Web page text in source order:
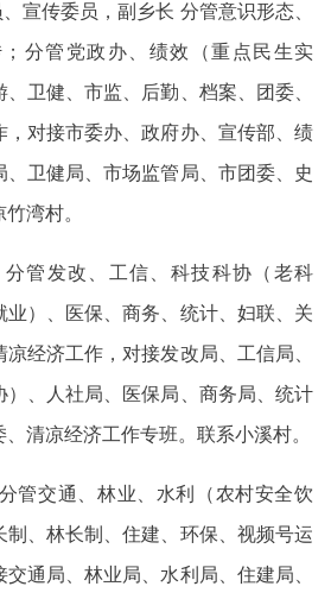
宣传委员，副乡长 分管意识形态、
分管党政办、绩效（重点民生实
卫健、市监、后勤、档案、团委、
，对接市委办、政府办、宣传部、绩
卫健局、市场监管局、市团委、史
湾村。
管发改、工信、科技科协（老科
）、医保、商务、统计、妇联、关
经济工作，对接发改局、工信局、
、人社局、医保局、商务局、统计
清凉经济工作专班。联系小溪村。
管交通、林业、水利（农村安全饮
、林长制、住建、环保、视频号运
通局、林业局、水利局、住建局、